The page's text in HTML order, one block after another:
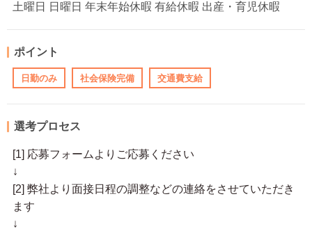
土曜日 日曜日 年末年始休暇 有給休暇 出産・育児休暇
ポイント
日勤のみ 社会保険完備 交通費支給
選考プロセス
[1] 応募フォームよりご応募ください
↓
[2] 弊社より面接日程の調整などの連絡をさせていただき
ます
↓